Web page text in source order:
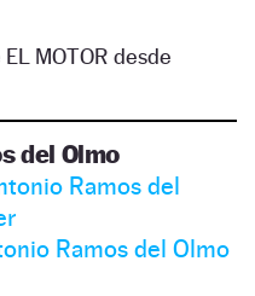
MOTOR desde
del Olmo
Ramos del
Ramos del Olmo